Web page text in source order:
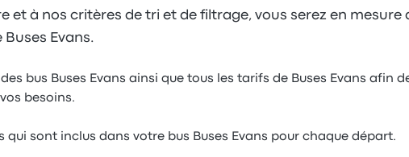
et à nos critères de tri et de filtrage, vous serez en mesure
Evans.
bus Buses Evans ainsi que tous les tarifs de Buses Evans afin
besoins.
qui sont inclus dans votre bus Buses Evans pour chaque départ.